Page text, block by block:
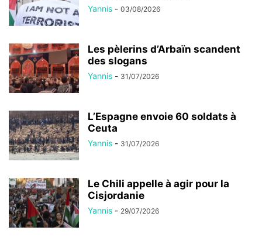
Yannis - 03/08/2026
Les pèlerins d’Arbaïn scandent
des slogans
Yannis - 31/07/2026
L’Espagne envoie 60 soldats à
Ceuta
Yannis - 31/07/2026
Le Chili appelle à agir pour la
Cisjordanie
Yannis - 29/07/2026